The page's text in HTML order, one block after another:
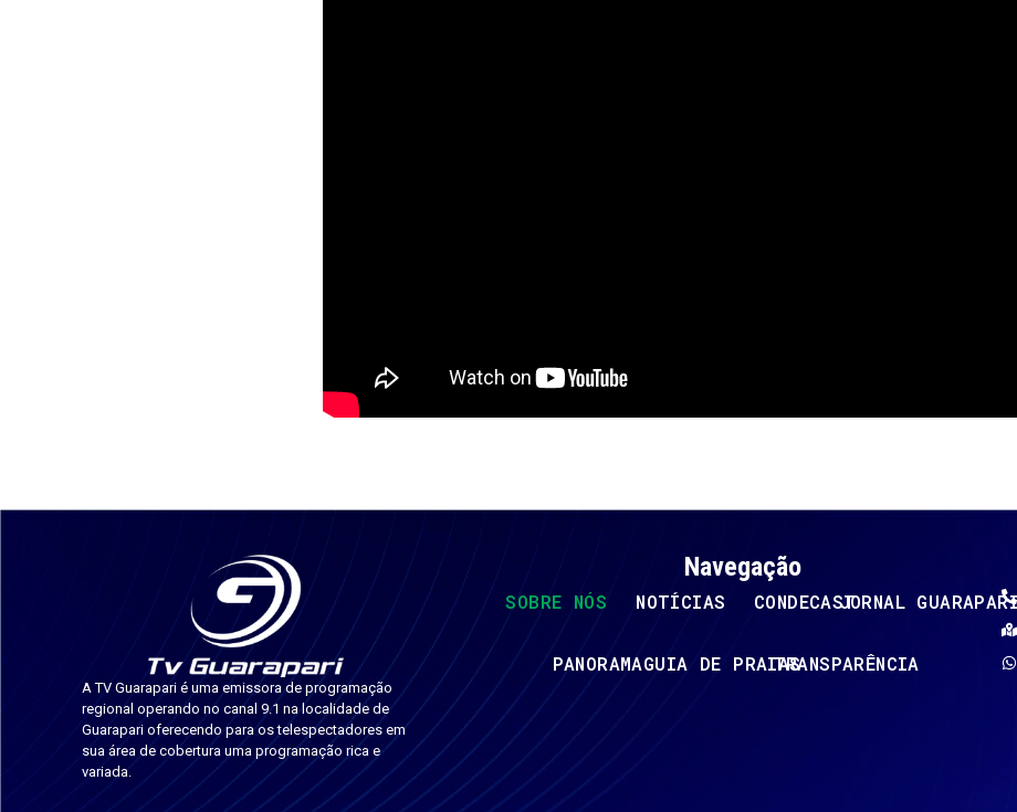
A TV Guarapari é uma emissora de programação
regional operando no canal 9.1 na localidade de
Guarapari oferecendo para os telespectadores em
sua área de cobertura uma programação rica e
variada.
Navegação
SOBRE NÓS NOTÍCIAS CONDECASTJORNAL GUARAPARI
PANORAMAGUIA DE PRAIASTRANSPARÊNCIA